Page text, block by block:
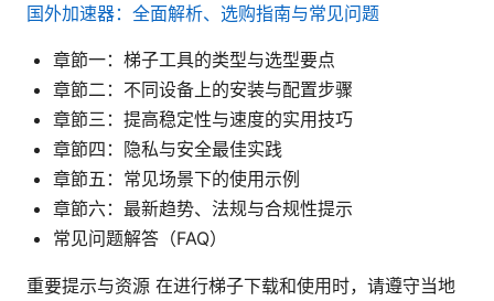
国外加速器：全面解析、选购指南与常见问题
章節一：梯子工具的类型与选型要点
章節二：不同设备上的安装与配置步骤
章節三：提高稳定性与速度的实用技巧
章節四：隐私与安全最佳实践
章節五：常见场景下的使用示例
章節六：最新趋势、法规与合规性提示
常见问题解答（FAQ）
重要提示与资源 在进行梯子下载和使用时，请遵守当地